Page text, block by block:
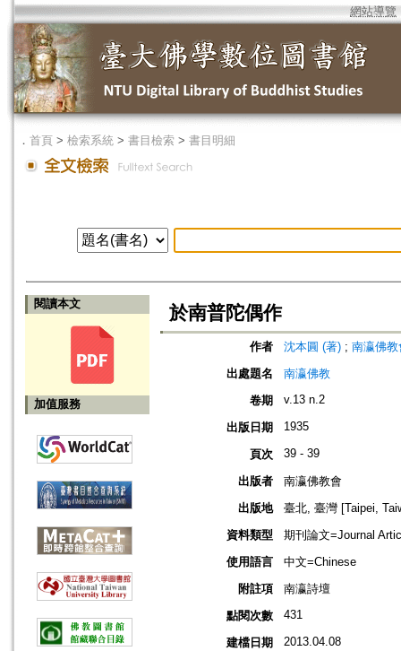
網站導覽
． 首頁 > 檢索系統 > 書目檢索 > 書目明細
閱讀本文
加值服務
於南普陀偶作
作者 沈本圓 (著) ; 南瀛佛
出處題名
南瀛佛教
卷期
v.13 n.2
出版日期 1935
頁次 39 - 39
出版者
南瀛佛教會
出版地
臺北, 臺灣 [Taipei,
資料類型
期刊論文=Journal
使用語言
中文=Chinese
附註項
南瀛詩壇
點閱次數
431
建檔日期 2013.04.08